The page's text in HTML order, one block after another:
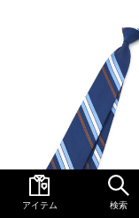
アイテム 検索